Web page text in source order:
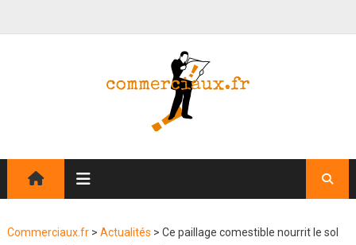
Commerciaux.fr> Actualités > Ce paillage comestible nourrit le sol